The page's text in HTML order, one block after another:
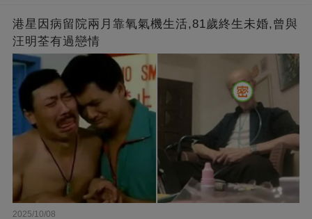
港星因病留院兩月靠氧氣機生活,81歲終生未婚,曾與
汪明荃有過戀情
2025/10/08